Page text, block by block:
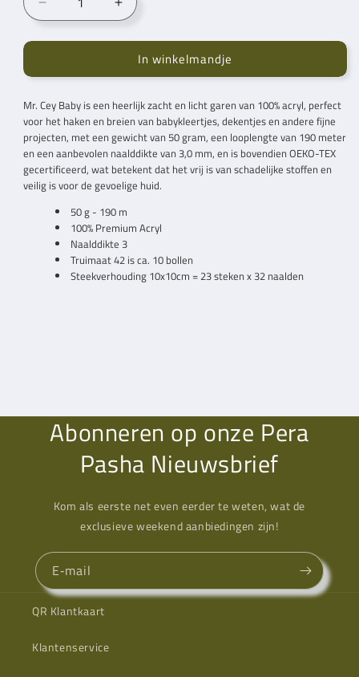
Aantal
verlagen
voor
Cey
Light
Green
(073)
Aantal
verhogen
voor
Cey
Light
Green
(073)
In winkelmandje
Mr. Cey Baby is een heerlijk zacht en licht garen van 100% acryl, perfect
voor het haken en breien van babykleertjes, dekentjes en andere fijne
projecten, met een gewicht van 50 gram, een looplengte van 190 meter
en een aanbevolen naalddikte van 3,0 mm, en is bovendien OEKO-TEX
gecertificeerd, wat betekent dat het vrij is van schadelijke stoffen en
veilig is voor de gevoelige huid.
50 g - 190 m
100% Premium Acryl
Naalddikte 3
Truimaat 42 is ca. 10 bollen
Steekverhouding 10x10cm = 23 steken x 32 naalden
Abonneren op onze Pera
Pasha Nieuwsbrief
Kom als eerste net even eerder te weten, wat de
exclusieve weekend aanbiedingen zijn!
E‑mail
QR Klantkaart
Klantenservice